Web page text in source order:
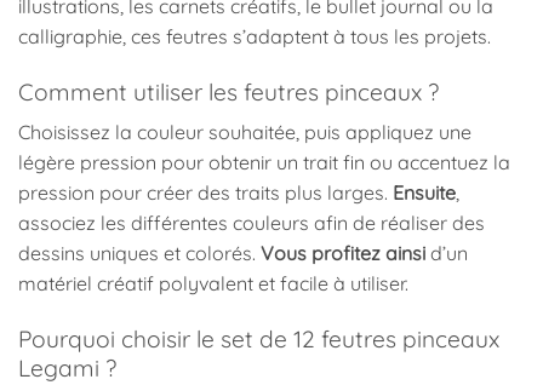
illustrations, les carnets créatifs, le bullet journal ou la
calligraphie, ces feutres s’adaptent à tous les projets.
Comment utiliser les feutres pinceaux ?
Choisissez la couleur souhaitée, puis appliquez une
légère pression pour obtenir un trait fin ou accentuez la
pression pour créer des traits plus larges. Ensuite,
associez les différentes couleurs afin de réaliser des
dessins uniques et colorés. Vous profitez ainsi d’un
matériel créatif polyvalent et facile à utiliser.
Pourquoi choisir le set de 12 feutres pinceaux
Legami ?